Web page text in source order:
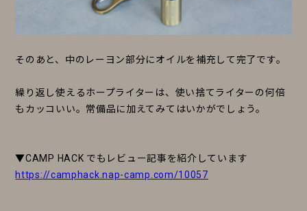
そのあと、中のレーヨン部分にオイルを補充して完了です。
繰り返し使えるホープライターは、使い捨てライターの何倍
もカッコいい。常備品に加えてみてはいかがでしょう。
▼CAMP HACK でもレビュー記事を紹介しています
https://camphack.nap-camp.com/10057